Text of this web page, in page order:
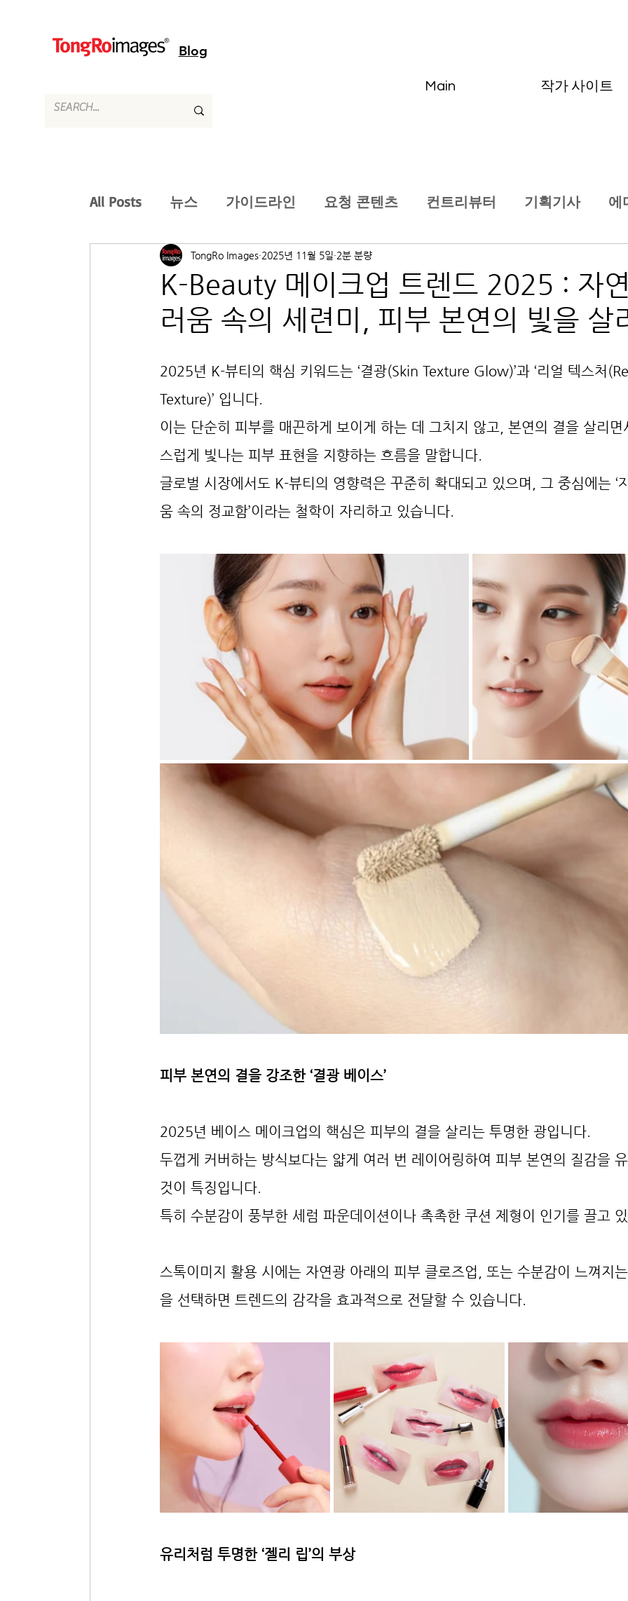
Blog
Main 작가 사이트
All Posts 뉴스 가이드라인 요청 콘텐츠 컨트리뷰터 기획기사 에
K-Beauty 메이크업 트렌드 2025 : 자
러움 속의 세련미, 피부 본연의 빛을 살
TongRo Images 2025년 11월 5일 2분 분량
2025년 K-뷰티의 핵심 키워드는 ‘결광(Skin Texture Glow)’과 ‘리얼 텍스처
Texture)’ 입니다.
이는 단순히 피부를 매끈하게 보이게 하는 데 그치지 않고, 본연의 결을 살리면
스럽게 빛나는 피부 표현을 지향하는 흐름을 말합니다.
글로벌 시장에서도 K-뷰티의 영향력은 꾸준히 확대되고 있으며, 그 중심에는 ‘
움 속의 정교함’이라는 철학이 자리하고 있습니다.
피부 본연의 결을 강조한 ‘결광 베이스’
2025년 베이스 메이크업의 핵심은 피부의 결을 살리는 투명한 광입니다.
두껍게 커버하는 방식보다는 얇게 여러 번 레이어링하여 피부 본연의 질감을
것이 특징입니다.
특히 수분감이 풍부한 세럼 파운데이션이나 촉촉한 쿠션 제형이 인기를 끌고
스톡이미지 활용 시에는 자연광 아래의 피부 클로즈업, 또는 수분감이 느껴지
을 선택하면 트렌드의 감각을 효과적으로 전달할 수 있습니다.
유리처럼 투명한 ‘젤리 립’의 부상